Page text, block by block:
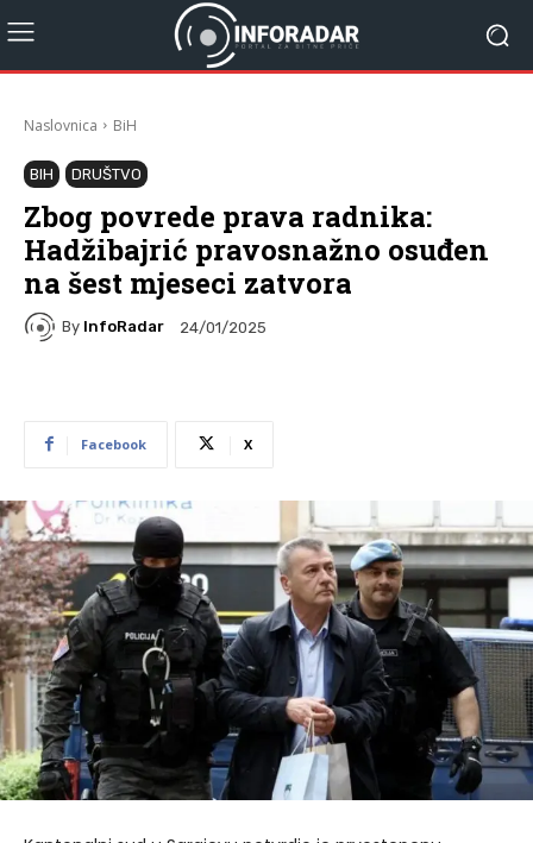
Naslovnica BiH
BIH DRUŠTVO
Zbog povrede prava radnika:
Hadžibajrić pravosnažno osuđen
na šest mjeseci zatvora
By InfoRadar 24/01/2025
Facebook X